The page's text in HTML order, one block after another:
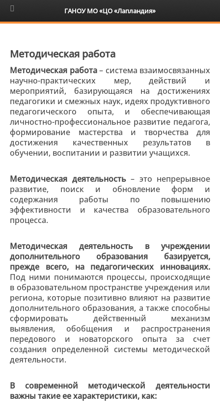
6+
Методическая работа
Методическая работа– система взаимосвязанных
научно-практических мер, действий и
мероприятий, базирующаяся на достижениях
педагогики и смежных наук, идеях продуктивного
педагогического опыта, и обеспечивающая
личностно-профессиональное развитие педагога,
формирование мастерства и творчества для
достижения качественных результатов в
обучении, воспитании и развитии учащихся.
Методическая деятельность– это непрерывное
развитие, поиск и обновление форм и
содержания работы по повышению
эффективности и качества образовательного
процесса.
Методическая деятельность в учреждении
дополнительного образования базируется,
прежде всего, на педагогических инновациях.
Под ними понимаются процессы, происходящие
в образовательном пространстве учреждения или
региона, которые позитивно влияют на развитие
дополнительного образования, а также способны
сформировать действенный механизм
выявления, обобщения и распространения
передового и новаторского опыта за счет
создания определенной системы методической
деятельности.
В современной методической деятельности
важны такие ее характеристики, как:
ГАНОУ МО «ЦО «Лапландия»